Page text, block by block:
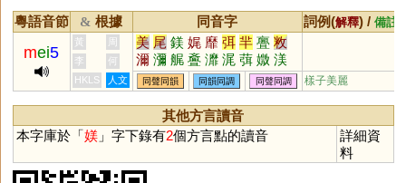
粵語音節 & 根據 同音字 詞例(解釋) / 備註
mei5
黃 周 美 尾 鎂 娓 靡 弭 羋 亹 敉
濔 瀰 艉 斖 灖 浘 葞 媺 渼
李
何
HKLS
人文 同聲同韻 同韻同調 同聲同調 樣子美麗
其他方言讀音
本字庫於「媄」字下錄有2個方言點的讀音
詳細資
料